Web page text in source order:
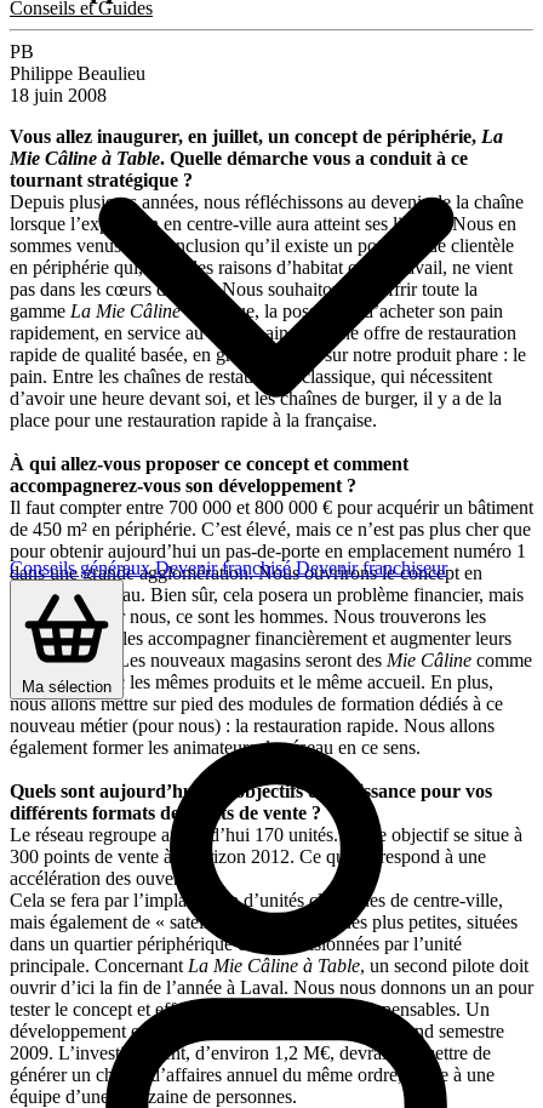
Conseils et Guides
Conseils générauxDevenir franchiséDevenir franchiseur
Ma sélection
PB
Philippe Beaulieu
18 juin 2008
Vous allez inaugurer, en juillet, un concept de périphérie, La
Mie Câline à Table. Quelle démarche vous a conduit à ce
tournant stratégique ?
Depuis plusieurs années, nous réfléchissons au devenir de la chaîne
lorsque l’expansion en centre-ville aura atteint ses limites. Nous en
sommes venus à la conclusion qu’il existe un potentiel de clientèle
en périphérie qui, pour des raisons d’habitat ou de travail, ne vient
pas dans les cœurs de ville. Nous souhaitons lui offrir toute la
gamme La Mie Câlineclassique, la possibilité d’acheter son pain
rapidement, en service au volant, ainsi qu’une offre de restauration
rapide de qualité basée, en grande partie, sur notre produit phare : le
pain. Entre les chaînes de restauration classique, qui nécessitent
d’avoir une heure devant soi, et les chaînes de burger, il y a de la
place pour une restauration rapide à la française.
À qui allez-vous proposer ce concept et comment
accompagnerez-vous son développement ?
Il faut compter entre 700 000 et 800 000 € pour acquérir un bâtiment
de 450 m² en périphérie. C’est élevé, mais ce n’est pas plus cher que
pour obtenir aujourd’hui un pas-de-porte en emplacement numéro 1
dans une grande agglomération. Nous ouvrirons le concept en
priorité au réseau. Bien sûr, cela posera un problème financier, mais
l’essentiel pour nous, ce sont les hommes. Nous trouverons les
solutions pour les accompagner financièrement et augmenter leurs
compétences. Les nouveaux magasins seront des Mie Câline comme
les autres, avec les mêmes produits et le même accueil. En plus,
nous allons mettre sur pied des modules de formation dédiés à ce
nouveau métier (pour nous) : la restauration rapide. Nous allons
également former les animateurs du réseau en ce sens.
Quels sont aujourd’hui vos objectifs de croissance pour vos
différents formats de points de vente ?
Le réseau regroupe aujourd’hui 170 unités. Notre objectif se situe à
300 points de vente à l’horizon 2012. Ce qui correspond à une
accélération des ouvertures.
Cela se fera par l’implantation d’unités classiques de centre-ville,
mais également de « satellites » : des boutiques plus petites, situées
dans un quartier périphérique et approvisionnées par l’unité
principale. Concernant La Mie Câline à Table, un second pilote doit
ouvrir d’ici la fin de l’année à Laval. Nous nous donnons un an pour
tester le concept et effectuer les ajustements indispensables. Un
développement en franchise devrait démarrer au second semestre
2009. L’investissement, d’environ 1,2 M€, devrait permettre de
générer un chiffre d’affaires annuel du même ordre, grâce à une
équipe d’une quinzaine de personnes.